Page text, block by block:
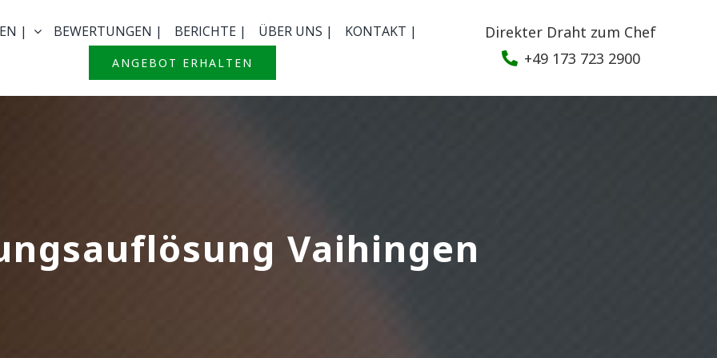
| BEWERTUNGEN | BERICHTE | ÜBER UNS | KONTAKT |
ANGEBOT ERHALTEN
Direkter Draht zum Chef
+49 173 723 2900
Vaihingen